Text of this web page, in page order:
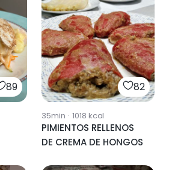
89 82
35min · 1018 kcal
PIMIENTOS RELLENOS
DE CREMA DE HONGOS